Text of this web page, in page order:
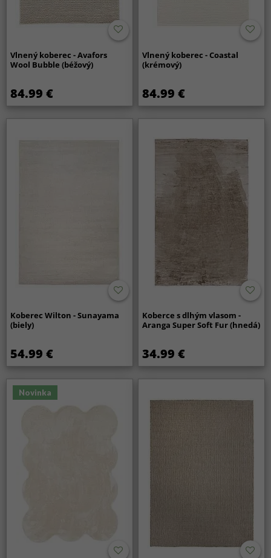
Vlnený koberec - Avafors
Wool Bubble (béžový)
84.99 €
Vlnený koberec - Coastal
(krémový)
84.99 €
Koberec Wilton - Sunayama
(biely)
54.99 €
Koberce s dlhým vlasom -
Aranga Super Soft Fur (hnedá)
34.99 €
Novinka